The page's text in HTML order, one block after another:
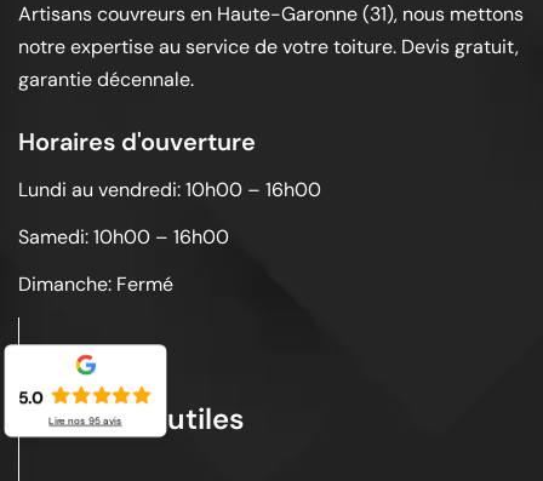
Artisans couvreurs en Haute-Garonne (31), nous mettons
notre expertise au service de votre toiture. Devis gratuit,
garantie décennale.
Horaires d'ouverture
Lundi au vendredi: 10h00 – 16h00
Samedi: 10h00 – 16h00
Dimanche: Fermé
Liens utiles
5.0
Lire nos 95avis